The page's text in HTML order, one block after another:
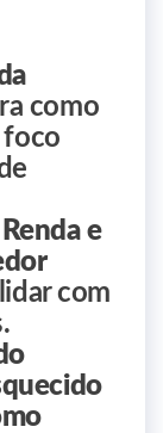
como
foco
e
com